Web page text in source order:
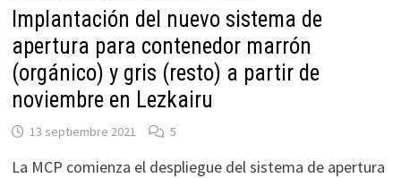
Implantación del nuevo sistema de
apertura para contenedor marrón
(orgánico) y gris (resto) a partir de
noviembre en Lezkairu
13 septiembre 2021 5
La MCP comienza el despliegue del sistema de apertura